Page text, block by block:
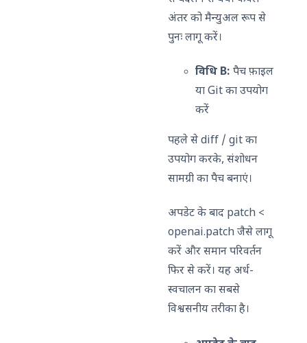
अंतर को मैन्युअल रूप से
पुनः लागू करें।
विधि B: पैच फ़ाइल
या Git का उपयोग
करें
पहले से diff / git का
उपयोग करके, संशोधन
सामग्री का पैच बनाएं।
अपडेट के बाद patch <
openai.patch जैसे लागू
करें और समान परिवर्तन
फिर से करें। यह अर्ध-
स्वचालन का सबसे
विश्वसनीय तरीका है।